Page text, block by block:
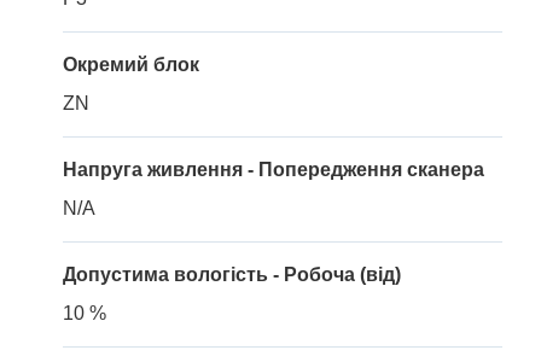
Окремий блок
ZN
Напруга живлення - Попередження сканера
N/A
Допустима вологість - Робоча (від)
10 %